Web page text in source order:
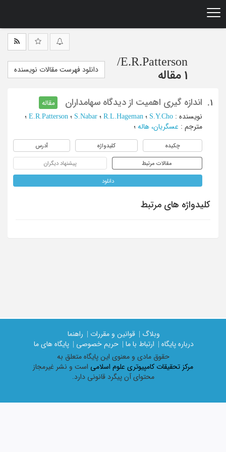
E.R.Patterson
/
1 مقاله
دانلود فهرست مقالات نویسنده
1. اندازه گیری اهمیت از دیدگاه سهامداران
مقاله
نویسنده :
S.Y.Cho ؛ R.L.Hageman ؛ S.Nabar ؛ E.R.Patterson ؛
مترجم : عسگریان، هاله ؛
چکیده کلیدواژه آدرس
مقالات مرتبط پیشنهاد دیگران
دانلود
کلیدواژه های مرتبط
وبلاگ | قوانین و مقررات |
راهنما
درباره پایگاه |
ارتباط با ما | حریم خصوصی |
پایگاه های ما
حقوق مادی و معنوی اين پايگاه متعلق به
مرکز تحقیقات کامپیوتری علوم اسلامی است و نشر غیرمجاز
محتوای آن پیگرد قانونی دارد.